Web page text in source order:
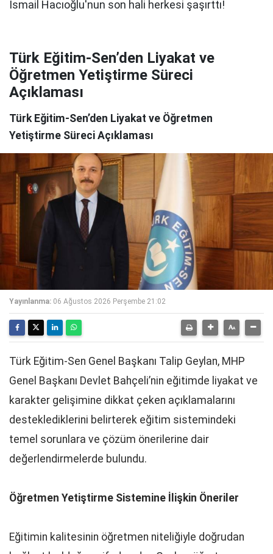
Türk Eğitim-Sen’den Liyakat ve
Öğretmen Yetiştirme Süreci
Açıklaması
Türk Eğitim-Sen’den Liyakat ve Öğretmen
Yetiştirme Süreci Açıklaması
Yayınlanma: 06 Ağustos 2026 Perşembe 21:02
Türk Eğitim-Sen Genel Başkanı Talip Geylan, MHP
Genel Başkanı Devlet Bahçeli’nin eğitimde liyakat ve
karakter gelişimine dikkat çeken açıklamalarını
desteklediklerini belirterek eğitim sistemindeki
temel sorunlara ve çözüm önerilerine dair
değerlendirmelerde bulundu.
Öğretmen Yetiştirme Sistemine İlişkin Öneriler
Eğitimin kalitesinin öğretmen niteliğiyle doğrudan